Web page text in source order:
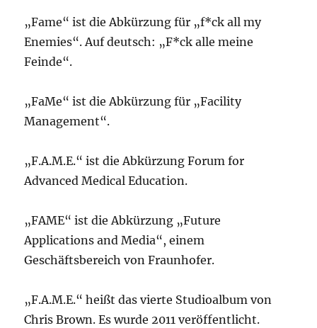
„Fame“ ist die Abkürzung für „f*ck all my
Enemies“. Auf deutsch: „F*ck alle meine
Feinde“.
„FaMe“ ist die Abkürzung für „Facility
Management“.
„F.A.M.E.“ ist die Abkürzung Forum for
Advanced Medical Education.
„FAME“ ist die Abkürzung „Future
Applications and Media“, einem
Geschäftsbereich von Fraunhofer.
„F.A.M.E.“ heißt das vierte Studioalbum von
Chris Brown. Es wurde 2011 veröffentlicht.